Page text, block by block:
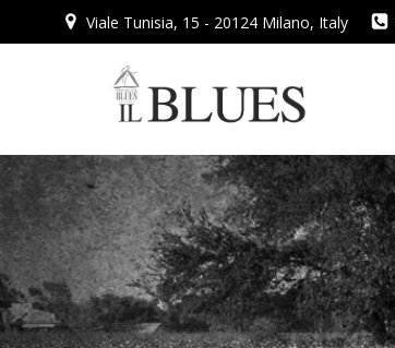
al
Viale Tunisia, 15 - 20124 Milano, Italy